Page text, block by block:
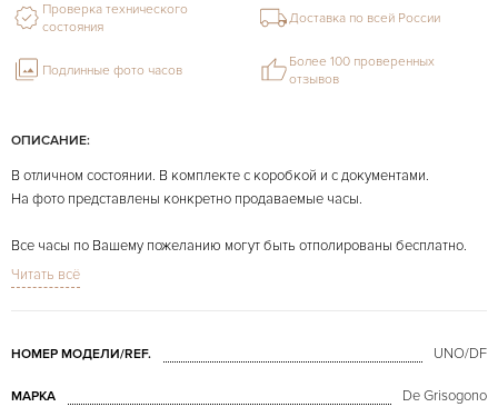
ОПИСАНИЕ:
В отличном состоянии. В комплекте с коробкой и с документами.
На фото представлены конкретно продаваемые часы.
Все часы по Вашему пожеланию могут быть отполированы бесплатно.
Читать всё
НОМЕР МОДЕЛИ/REF. UNO/DF
МАРКА De Grisogono
Проверка технического
состояния
Доставка по всей России
Подлинные фото часов
Более 100 проверенных
отзывов